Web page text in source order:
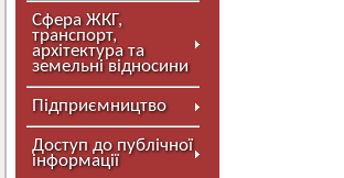
Сфера ЖКГ,
транспорт,
архітектура та
земельні відносини
Підприємництво
Доступ до публічної
інформації